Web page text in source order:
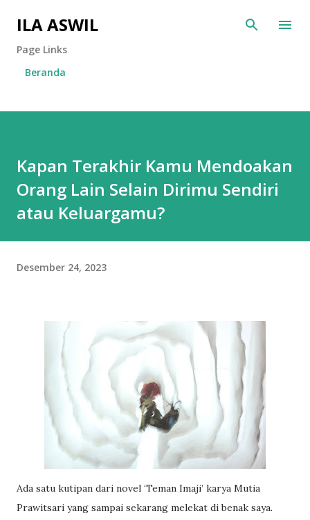
Langsung ke konten utama
ILA ASWIL
Page Links
Beranda
Kapan Terakhir Kamu Mendoakan
Orang Lain Selain Dirimu Sendiri
atau Keluargamu?
Desember 24, 2023
Ada satu kutipan dari novel ‘Teman Imaji’ karya Mutia
Prawitsari yang sampai sekarang melekat di benak saya.